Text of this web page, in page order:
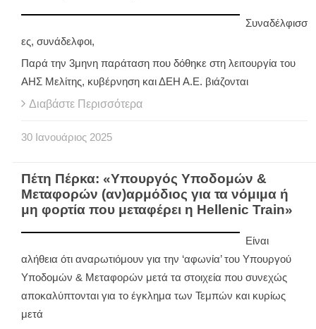
Συναδέλφισσ
ες, συνάδελφοι,
Παρά την 3μηνη παράταση που δόθηκε στη λειτουργία του
ΑΗΣ Μελίτης, κυβέρνηση και ΔΕΗ Α.Ε. βιάζονται
Διαβάστε Περισσότερα
30 Ιανουάριος 2025
Πέτη Πέρκα: «Υπουργός Υποδομών &
Μεταφορών (αν)αρμόδιος για τα νόμιμα ή
μη φορτία που μεταφέρει η Hellenic Train»
Είναι
αλήθεια ότι αναρωτιόμουν για την ‘αφωνία’ του Υπουργού
Υποδομών & Μεταφορών μετά τα στοιχεία που συνεχώς
αποκαλύπτονται για το έγκλημα των Τεμπών και κυρίως
μετά